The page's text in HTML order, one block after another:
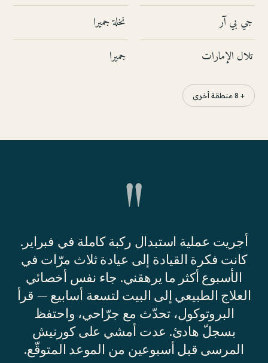
جي بي آر
نخلة جميرا
تلال الإمارات
جميرا
+ 8 منطقة أخرى
"
أجريت عملية استبدال ركبة كاملة في فبراير.
كانت فكرة القيادة إلى عيادة ثلاث مرّات في
الأسبوع أكثر ما يرهقني. جاء نفس أخصائي
العلاج الطبيعي إلى البيت لتسعة أسابيع — قرأ
البروتوكول، تحدّث مع جرّاحي، واحتفظ
بسجلّ هادئ. عدت أمشي على كورنيش
المرسى قبل أسبوعين من الموعد المتوقّع.